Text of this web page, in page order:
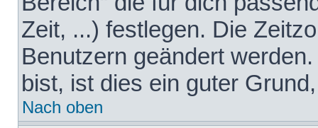
Zeit, ...) festlegen. Die
Benutzern geändert
bist, ist dies ein guter
Nach oben